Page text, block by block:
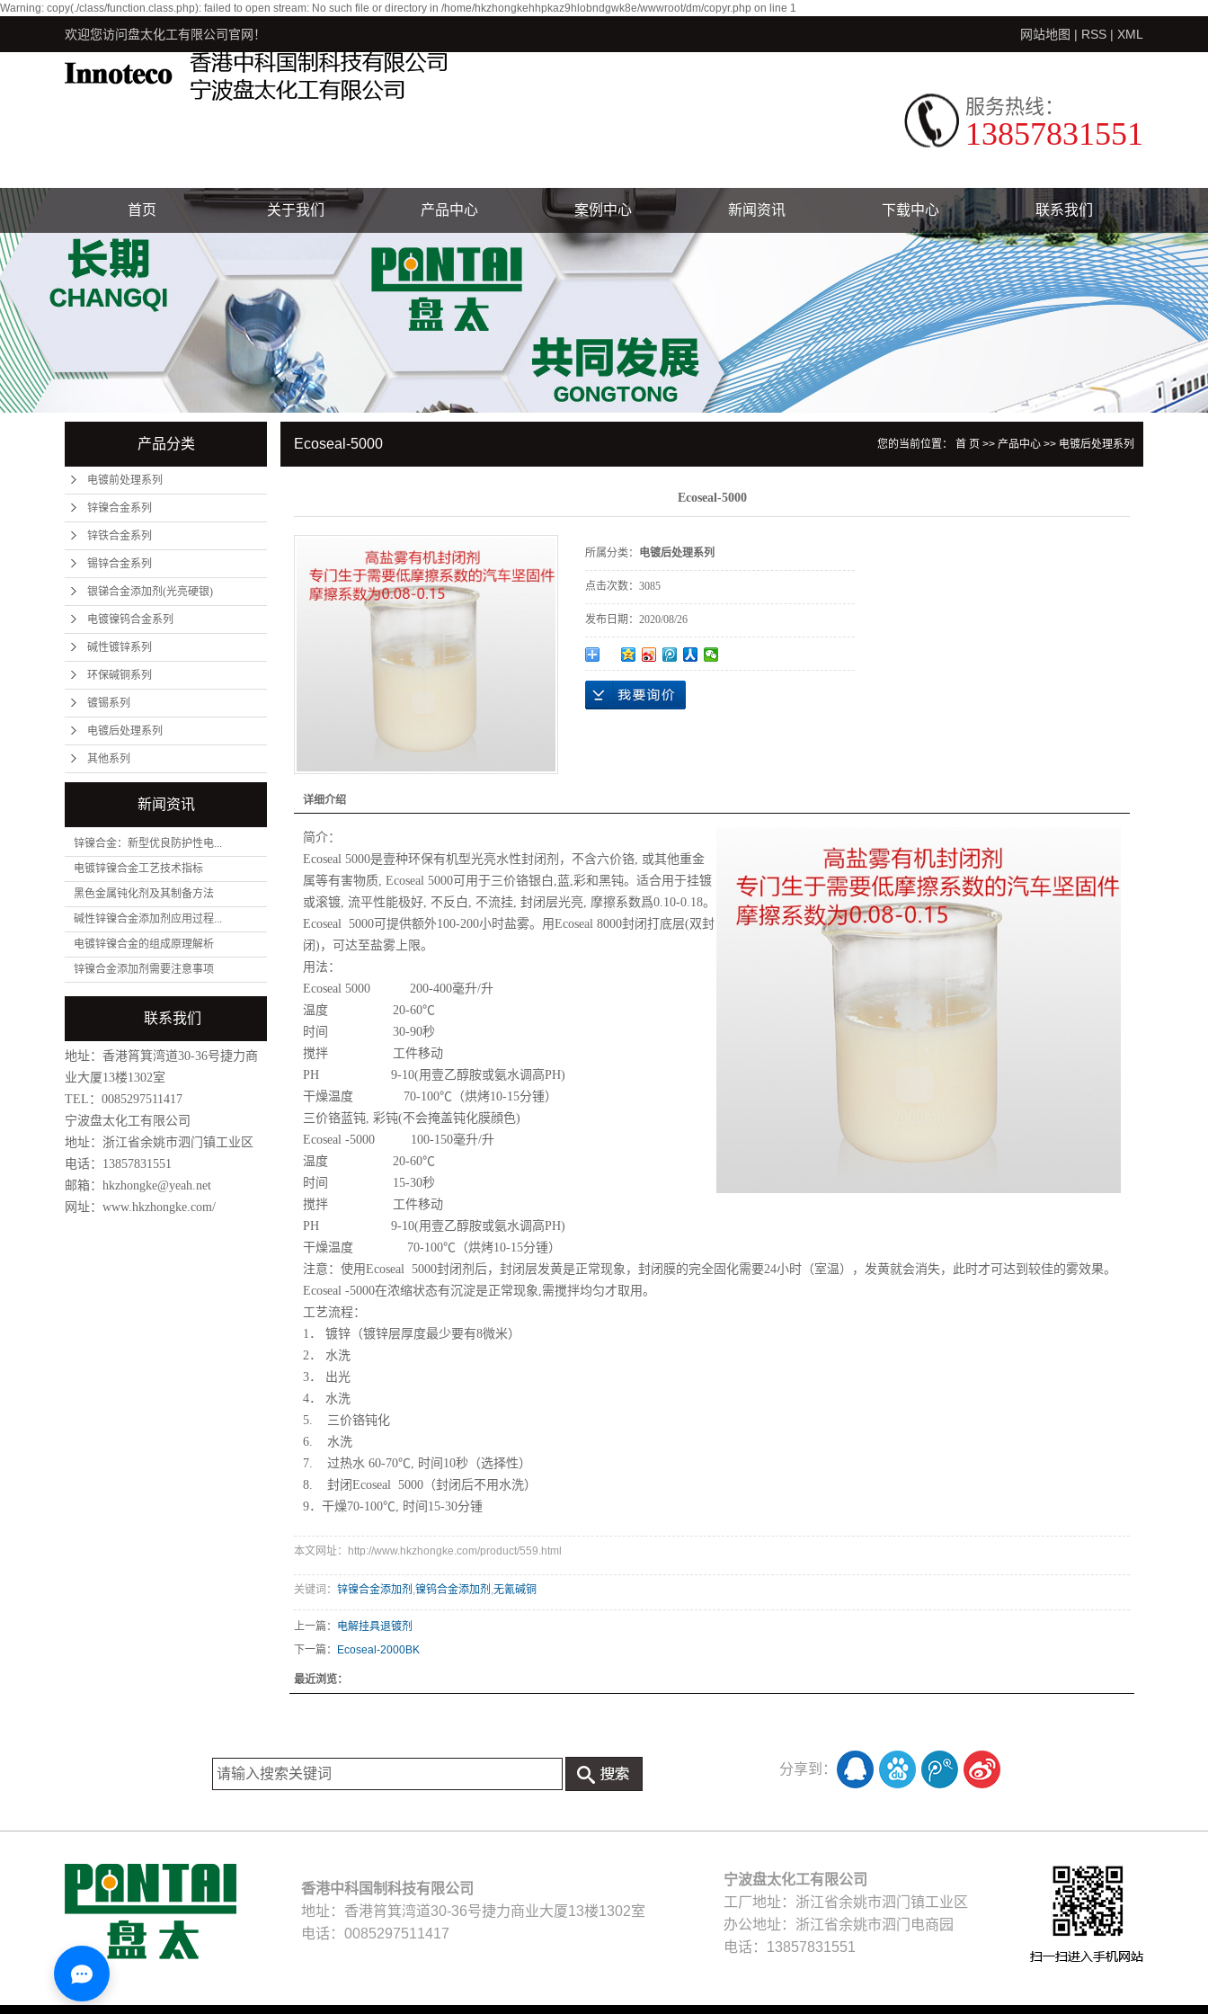
Warning: copy(./class/function.class.php): failed to open stream: No such file or directory in /home/hkzhongkehhpkaz9hlobndgwk8e/wwwroot/dm/copyr.php on line 1
欢迎您访问盘太化工有限公司官网！ 网站地图 | RSS | XML
服务热线：
13857831551
首页 关于我们
联系我们
产品中心
电镀前处理系列
锌镍合金系列
锌铁合金系列
银锑合金添加剂(光亮硬银)
电镀镍钨合金系列
电镀后处理系列
其他系列
案例中心 新闻资讯
技术创新
下载中心 联系我们
产品分类
电镀前处理系列
锌镍合金系列
锌铁合金系列
锡锌合金系列
银锑合金添加剂(光亮硬银)
电镀镍钨合金系列
碱性镀锌系列
环保碱铜系列
镀锡系列
电镀后处理系列
其他系列
新闻资讯
锌镍合金：新型优良防护性电...
电镀锌镍合金工艺技术指标
黑色金属钝化剂及其制备方法
碱性锌镍合金添加剂应用过程...
电镀锌镍合金的组成原理解析
锌镍合金添加剂需要注意事项
联系我们
地址：香港筲箕湾道30-36号捷力商
业大厦13楼1302室
TEL：0085297511417
宁波盘太化工有限公司
地址：浙江省余姚市泗门镇工业区
电话：13857831551
邮箱：hkzhongke@yeah.net
网址： www.hkzhongke.com/
Ecoseal-5000 您的当前位置： 首 页 >> 产品中心 >> 电镀后处理系列
Ecoseal-5000
所属分类： 电镀后处理系列
点击次数： 3085
发布日期： 2020/08/26
详细介绍
简介：
Ecoseal 5000是壹种环保有机型光亮水性封闭剂，不含六价铬, 或其他重金
属等有害物质, Ecoseal 5000可用于三价铬银白,蓝,彩和黑钝。适合用于挂镀
或滚镀, 流平性能极好, 不反白, 不流挂, 封闭层光亮, 摩擦系数爲0.10-0.18。
Ecoseal 5000可提供额外100-200小时盐雾。用Ecoseal 8000封闭打底层(双封
闭)，可达至盐雾上限。
用法：
Ecoseal 5000 200-400毫升/升
温度 20-60℃
时间 30-90秒
搅拌 工件移动
PH 9-10(用壹乙醇胺或氨水调高PH)
干燥温度 70-100℃（烘烤10-15分锺）
三价铬蓝钝, 彩钝(不会掩盖钝化膜顔色)
Ecoseal -5000 100-150毫升/升
温度 20-60℃
时间 15-30秒
搅拌 工件移动
PH 9-10(用壹乙醇胺或氨水调高PH)
干燥温度 70-100℃（烘烤10-15分锺）
注意：使用Ecoseal 5000封闭剂后，封闭层发黄是正常现象，封闭膜的完全固化需要24小时（室温），发黄就会消失，此时才可达到较佳的雾效果。
Ecoseal -5000在浓缩状态有沉淀是正常现象,需搅拌均匀才取用。
工艺流程：
1． 镀锌（镀锌层厚度最少要有8微米）
2． 水洗
3． 出光
4． 水洗
5. 三价铬钝化
6. 水洗
7. 过热水 60-70℃, 时间10秒（选择性）
8. 封闭Ecoseal 5000（封闭后不用水洗）
9．干燥70-100℃, 时间15-30分锺
本文网址：http://www.hkzhongke.com/product/559.html
关键词： 锌镍合金添加剂 ,镍钨合金添加剂 ,无氰碱铜
上一篇： 电解挂具退镀剂
下一篇：
Ecoseal-2000BK
最近浏览：
分享到：
香港中科国制科技有限公司
地址：香港筲箕湾道30-36号捷力商业大厦13楼1302室
电话：0085297511417
宁波盘太化工有限公司
工厂地址：浙江省余姚市泗门镇工业区
办公地址：浙江省余姚市泗门电商园
电话：13857831551